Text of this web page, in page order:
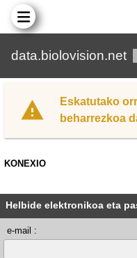
data.biolovision.net
Eskatutako
beharrezkoa
KONEXIO
Helbide elektronikoa eta
e-mail :